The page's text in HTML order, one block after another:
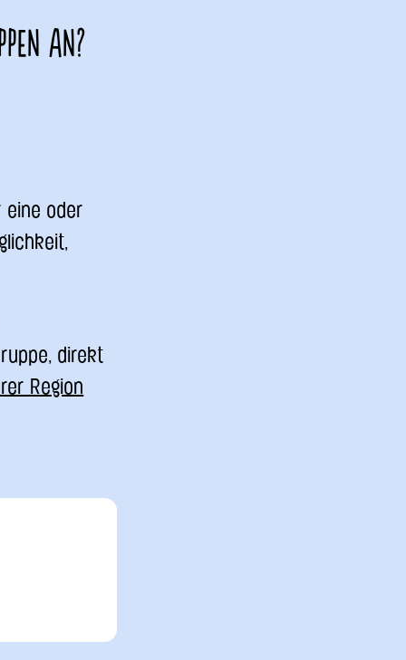
an?
eine oder
direkt
Region